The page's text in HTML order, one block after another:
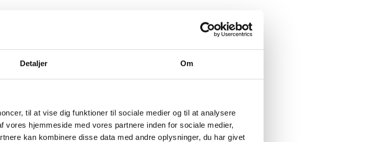
Detaljer Om
til at vise dig funktioner til sociale medier og til at analysere
hjemmeside med vores partnere inden for sociale medier,
kan kombinere disse data med andre oplysninger, du har givet